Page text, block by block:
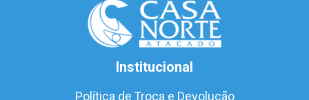
Institucional
Política de Troca e Devolução